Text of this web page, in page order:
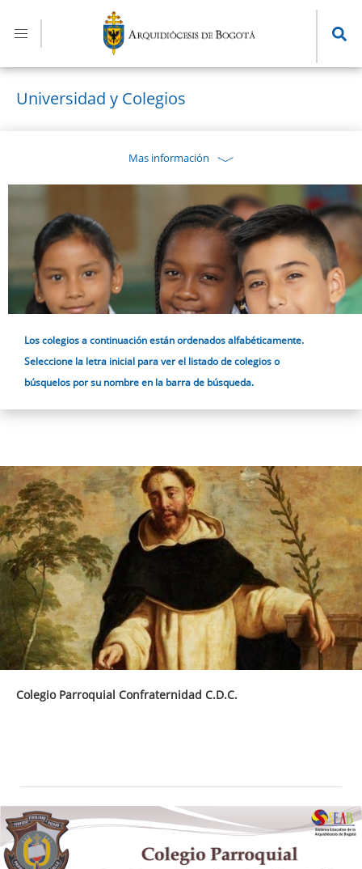
contenido
principal
Universidad y Colegios
Mas información
Los colegios a continuación están ordenados alfabéticamente.
Seleccione la letra inicial para ver el listado de colegios o
búsquelos por su nombre en la barra de búsqueda.
Colegio Parroquial Confraternidad C.D.C.